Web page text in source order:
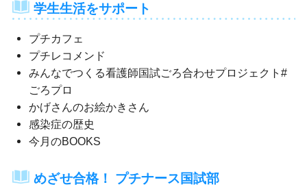
学生生活をサポート
プチカフェ
プチレコメンド
みんなでつくる看護師国試ごろ合わせプロジェクト#
ごろプロ
かげさんのお絵かきさん
感染症の歴史
今月のBOOKS
めざせ合格！ プチナース国試部